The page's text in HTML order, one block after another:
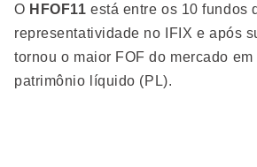
O HFOF11 está entre os 10 fundos
representatividade no IFIX e após
tornou o maior FOF do mercado
patrimônio líquido (PL).